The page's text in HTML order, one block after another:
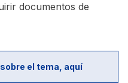
documentos de
el tema, aquí